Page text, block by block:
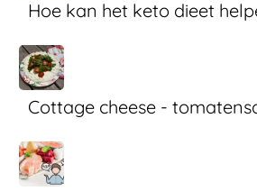
Hoe kan het keto dieet
Cottage cheese -